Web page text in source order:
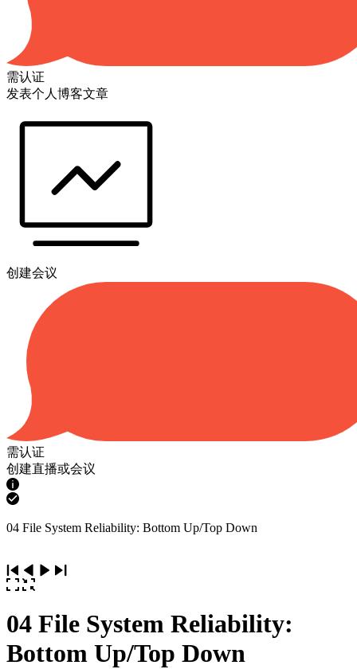
需认证
发表个人博客文章
创建会议
需认证
创建直播或会议
04 File System Reliability: Bottom Up/Top Down
04 File System Reliability:
Bottom Up/Top Down